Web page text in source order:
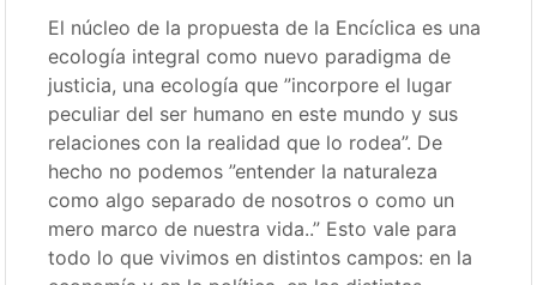
El núcleo de la propuesta de la Encíclica es una
ecología integral como nuevo paradigma de
justicia, una ecología que ”incorpore el lugar
peculiar del ser humano en este mundo y sus
relaciones con la realidad que lo rodea”. De
hecho no podemos ”entender la naturaleza
como algo separado de nosotros o como un
mero marco de nuestra vida..” Esto vale para
todo lo que vivimos en distintos campos: en la